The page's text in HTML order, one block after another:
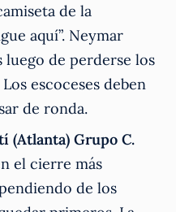
de la
aquí”. Neymar
de perderse los
escoceses deben
de ronda.
(Atlanta) Grupo C.
el cierre más
de los